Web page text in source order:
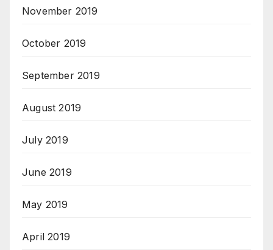
November 2019
October 2019
September 2019
August 2019
July 2019
June 2019
May 2019
April 2019